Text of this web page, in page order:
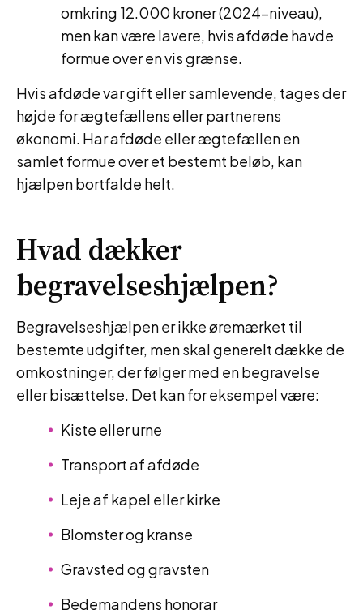
omkring 12.000 kroner (2024-niveau),
men kan være lavere, hvis afdøde havde
formue over en vis grænse.
Hvis afdøde var gift eller samlevende, tages der
højde for ægtefællens eller partnerens
økonomi. Har afdøde eller ægtefællen en
samlet formue over et bestemt beløb, kan
hjælpen bortfalde helt.
Hvad dækker
begravelseshjælpen?
Begravelseshjælpen er ikke øremærket til
bestemte udgifter, men skal generelt dække de
omkostninger, der følger med en begravelse
eller bisættelse. Det kan for eksempel være:
Kiste eller urne
Transport af afdøde
Leje af kapel eller kirke
Blomster og kranse
Gravsted og gravsten
Bedemandens honorar